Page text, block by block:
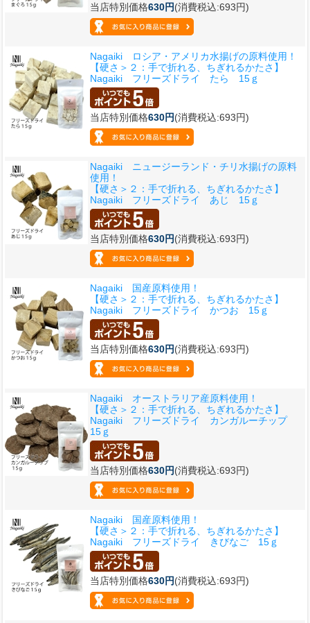
当店特別価格630円(消費税込:693円)
Nagaiki ロシア・アメリカ水揚げの原料使用！
【硬さ＞２：手で折れる、ちぎれるかたさ】
Nagaiki フリーズドライ たら 15ｇ
当店特別価格630円(消費税込:693円)
Nagaiki ニュージーランド・チリ水揚げの原料
使用！
【硬さ＞２：手で折れる、ちぎれるかたさ】
Nagaiki フリーズドライ あじ 15ｇ
当店特別価格630円(消費税込:693円)
Nagaiki 国産原料使用！
【硬さ＞２：手で折れる、ちぎれるかたさ】
Nagaiki フリーズドライ かつお 15ｇ
当店特別価格630円(消費税込:693円)
Nagaiki オーストラリア産原料使用！
【硬さ＞２：手で折れる、ちぎれるかたさ】
Nagaiki フリーズドライ カンガルーチップ
15ｇ
当店特別価格630円(消費税込:693円)
Nagaiki 国産原料使用！
【硬さ＞２：手で折れる、ちぎれるかたさ】
Nagaiki フリーズドライ きびなご 15ｇ
当店特別価格630円(消費税込:693円)